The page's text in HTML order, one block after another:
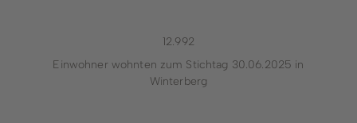
13.006
Einwohner wohnten zum Stichtag 30.06.2025 in
Winterberg